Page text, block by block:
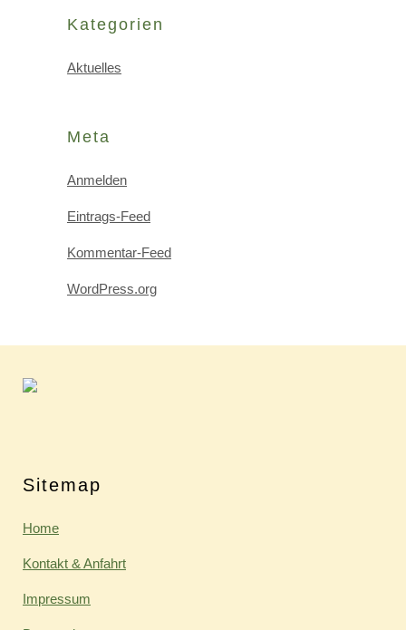
Kategorien
Aktuelles
Meta
Anmelden
Eintrags-Feed
Kommentar-Feed
WordPress.org
Sitemap
Home
Kontakt & Anfahrt
Impressum